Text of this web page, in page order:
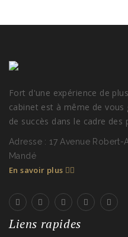
Fort d'une expérience de
cabinet est à même de
de succès dans le cadre
Adresse : 17 Avenue
Mandé
En savoir plus
Liens rapides